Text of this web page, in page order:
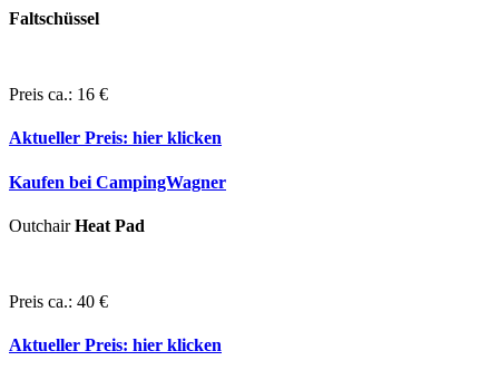
Faltschüssel
Preis ca.: 16 €
Aktueller Preis: hier klicken
Kaufen bei CampingWagner
OutchairHeat Pad
Preis ca.: 40 €
Aktueller Preis: hier klicken